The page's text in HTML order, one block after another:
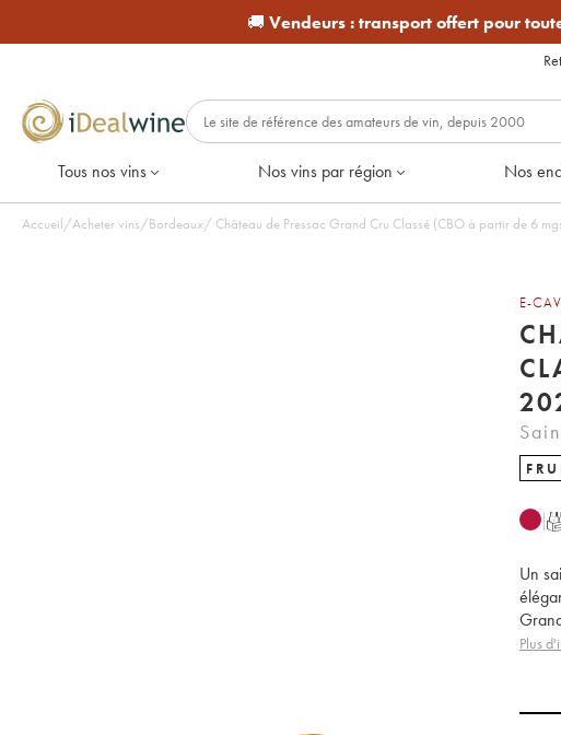
🚚 Vendeurs :transport offert pour
Tous nos vins Nos vins par région Nos
Accueil/Acheter vins/Bordeaux/ Château de Pressac Grand Cru Classé (CBO à partir de 6
E-
Un
Plus